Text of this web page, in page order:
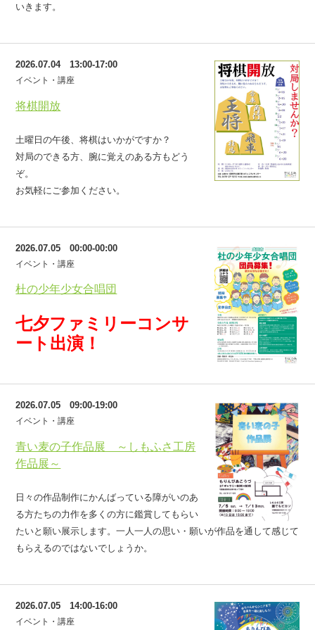
いきます。
将棋開放
2026.07.04 13:00-17:00
イベント・講座
土曜日の午後、将棋はいかがですか？
対局のできる方、腕に覚えのある方もどう
ぞ。
お気軽にご参加ください。
杜の少年少女合唱団
2026.07.05 00:00-00:00
イベント・講座
七夕ファミリーコンサ
ート出演！
青い麦の子作品展 ～しもふさ工房
作品展～
2026.07.05 09:00-19:00
イベント・講座
日々の作品制作にかんばっている障がいのあ
る方たちの力作を多くの方に鑑賞してもらい
たいと願い展示します。一人一人の思い・願いが作品を通して感じて
もらえるのではないでしょうか。
2026.07.05 14:00-16:00
イベント・講座